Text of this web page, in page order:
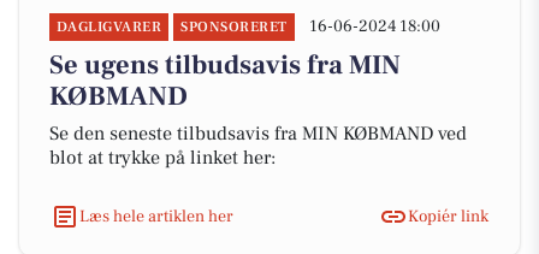
DAGLIGVARER SPONSORERET 16-06-2024 18:00
Se ugens tilbudsavis fra MIN
KØBMAND
Se den seneste tilbudsavis fra MIN KØBMAND ved
blot at trykke på linket her:
Læs hele artiklen her Kopiér link